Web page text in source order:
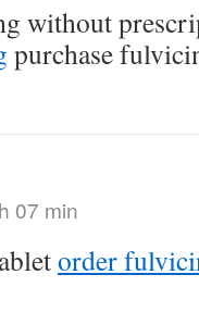
without
purchase
07 min
order